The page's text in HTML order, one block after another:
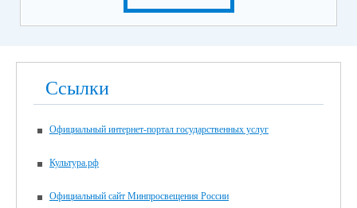
Ссылки
Официальный интернет-портал государственных услуг
Культура.рф
Официальный сайт Минпросвещения России